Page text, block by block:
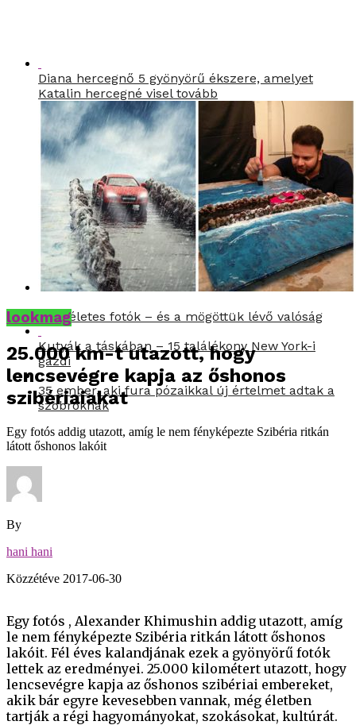
Diana hercegnő 5 gyönyörű ékszere, amelyet
Katalin hercegné visel tovább
A tökéletes fotók – és a mögöttük lévő valóság
Kutyák a táskában – 15 találékony New York-i
gazdi
35 ember, aki fura pózaikkal új értelmet adtak a
szobroknak
lookmag
25.000 km-t utazott, hogy
lencsevégre kapja az őshonos
szibériaiakat
Egy fotós addig utazott, amíg le nem fényképezte Szibéria ritkán
látott őshonos lakóit
By
hani hani
Közzétéve 2017-06-30
Egy fotós , Alexander Khimushin addig utazott, amíg
le nem fényképezte Szibéria ritkán látott őshonos
lakóit. Fél éves kalandjának ezek a gyönyörű fotók
lettek az eredményei. 25.000 kilométert utazott, hogy
lencsevégre kapja az őshonos szibériai embereket,
akik bár egyre kevesebben vannak, még életben
tartják a régi hagyományokat, szokásokat, kultúrát.